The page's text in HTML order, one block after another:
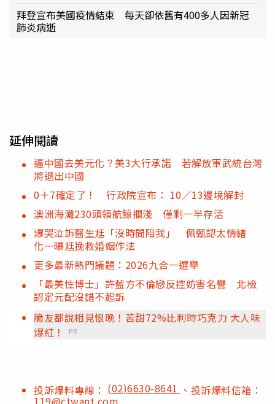
拜登宣布美國疫情結束 每天卻依舊有400多人因新冠
肺炎病逝
延伸閱讀
逼中國去美元化？美3大行承諾 若解放軍武統台灣
將退出中國
0＋7確定了！ 行政院宣布： 10／13邊境解封
澳洲海灘230頭領航鯨擱淺 僅剩一半存活
爆哭泣訴醫生尪「沒時間陪我」 佩甄認太情緒
化…曝尪挽救婚姻作法
更多最新熱門議題：2026九合一選舉
「最美性博士」許藍方不倫戀反控妨害名譽 北檢
認定元配沒錯不起訴
脆友都說相見恨晚！苦甜72%比利時巧克力 大人味
爆紅！
PR
投訴爆料專線： (02)6630-8641 、投訴爆料信箱：
119@ctwant.com